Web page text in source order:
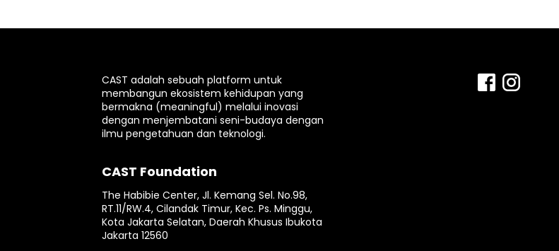
CAST adalah sebuah platform untuk
membangun ekosistem kehidupan yang
bermakna (meaningful) melalui inovasi
dengan menjembatani seni-budaya dengan
ilmu pengetahuan dan teknologi.
CAST Foundation
The Habibie Center, Jl. Kemang Sel. No.98,
RT.11/RW.4, Cilandak Timur, Kec. Ps. Minggu,
Kota Jakarta Selatan, Daerah Khusus Ibukota
Jakarta 12560